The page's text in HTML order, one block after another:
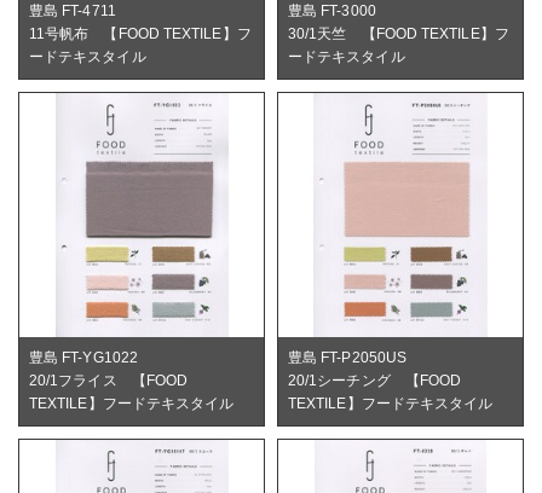
豊島 FT-4711
11号帆布 【FOOD TEXTILE】フ
ードテキスタイル
豊島 FT-3000
30/1天竺 【FOOD TEXTILE】フ
ードテキスタイル
豊島 FT-YG1022
20/1フライス 【FOOD
TEXTILE】フードテキスタイル
豊島 FT-P2050US
20/1シーチング 【FOOD
TEXTILE】フードテキスタイル